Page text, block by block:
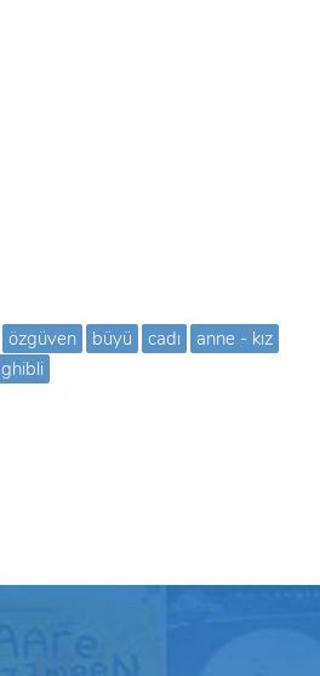
özgüven büyü cadı
anne - kız
ghibli